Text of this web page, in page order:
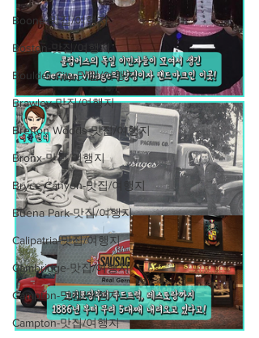
Boone-맛집/여행지
Boston-맛집/여행지
Boulder City-맛집/여행지
Brawley-맛집/여행지
Bretton Woods-맛집/여행지
Bronx-맛집/여행지
Bryce Canyon-맛집/여행지
Buena Park-맛집/여행지
Calipatria-맛집/여행지
Cambridge-맛집/여행지
Campton-맛집/여행지
Campton-맛집/여행지